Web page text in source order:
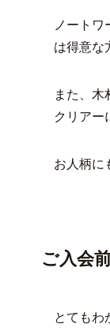
ノート
は得意な
また、木
クリアー
お人柄に
ご入会
とてもわ